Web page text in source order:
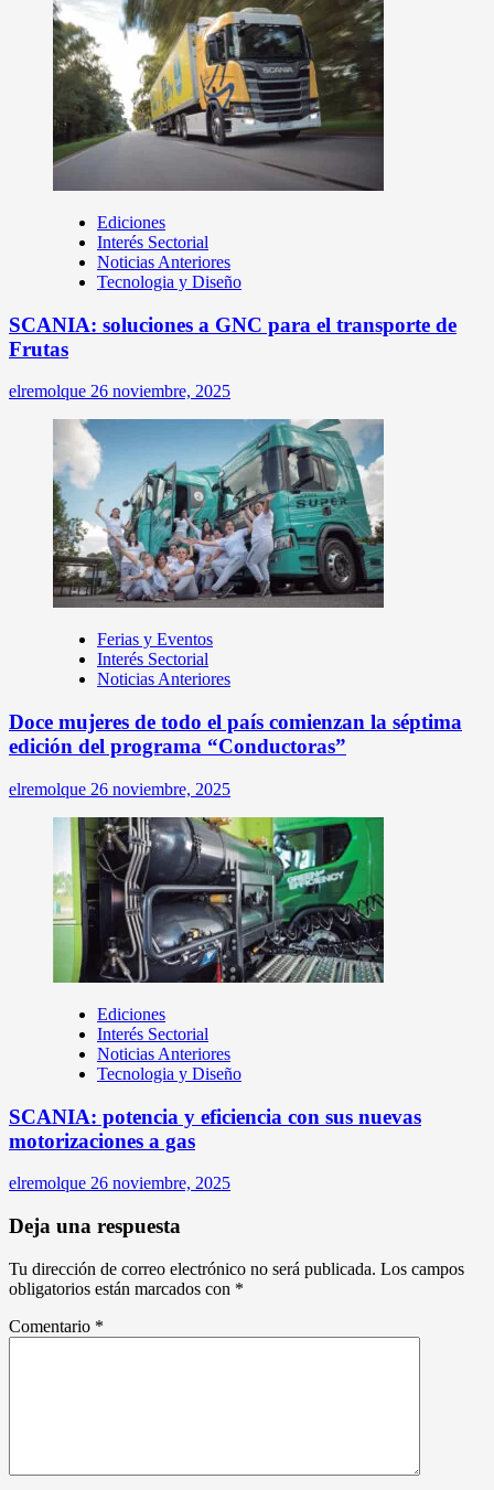
Ediciones
Interés Sectorial
Noticias Anteriores
Tecnologia y Diseño
SCANIA: soluciones a GNC para el transporte de
Frutas
elremolque 26 noviembre, 2025
Ferias y Eventos
Interés Sectorial
Noticias Anteriores
Doce mujeres de todo el país comienzan la séptima
edición del programa “Conductoras”
elremolque 26 noviembre, 2025
Ediciones
Interés Sectorial
Noticias Anteriores
Tecnologia y Diseño
SCANIA: potencia y eficiencia con sus nuevas
motorizaciones a gas
elremolque 26 noviembre, 2025
Deja una respuesta
Tu dirección de correo electrónico no será publicada. Los campos
obligatorios están marcados con *
Comentario *